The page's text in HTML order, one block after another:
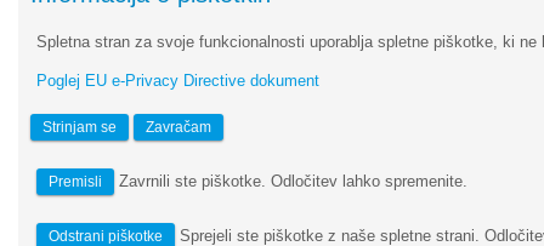
Spletna stran za svoje funkcionalnosti uporablja spletne piškotke, ki
Poglej EU e-Privacy Directive dokument
Strinjam se Zavračam
Premisli Zavrnili ste piškotke. Odločitev lahko spremenite.
Odstrani piškotke Sprejeli ste piškotke z naše spletne strani.